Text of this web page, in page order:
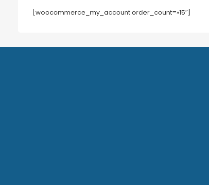
[woocommerce_my_account order_count=»15″]